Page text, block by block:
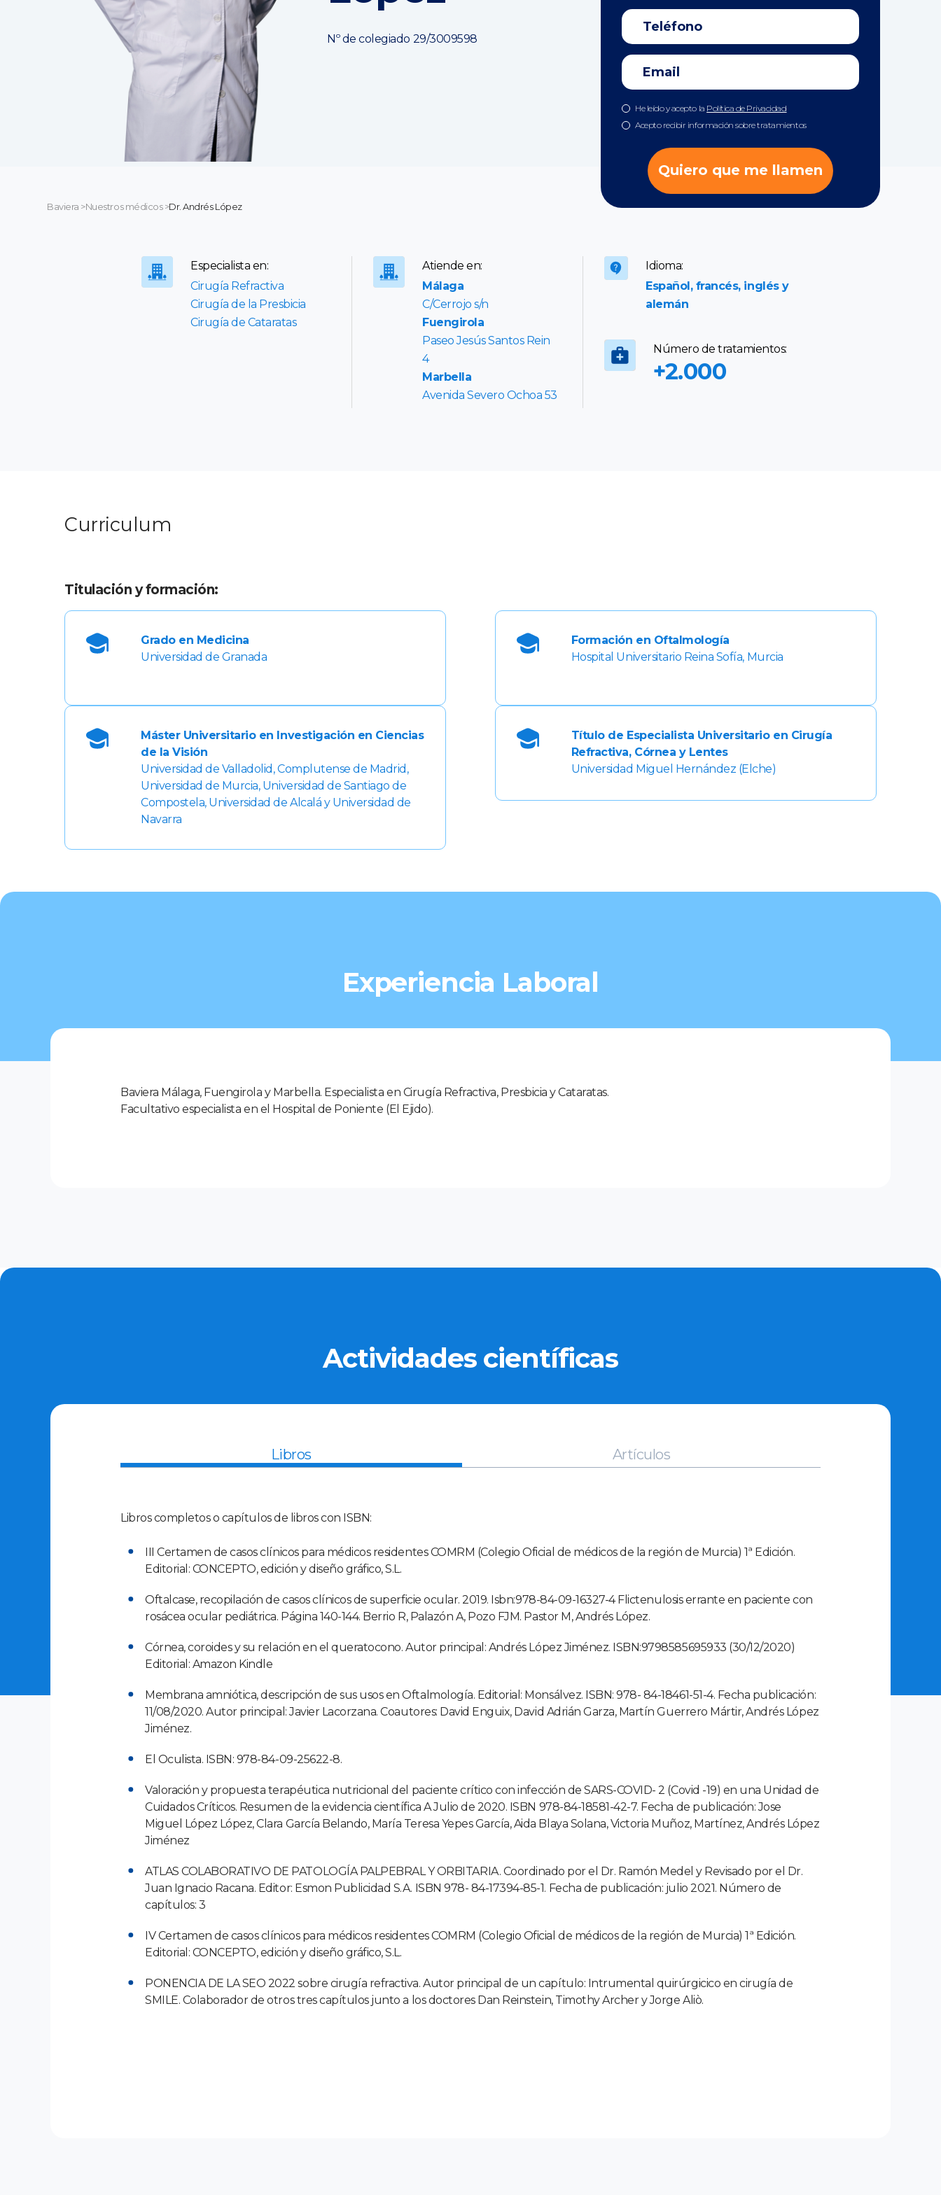
Nº de colegiado 29/3009598
He leído y acepto la Política de Privacidad
Acepto recibir información sobre tratamientos
Quiero que me llamen
Baviera >Nuestros médicos>Dr. Andrés López
Especialista en:
Cirugía Refractiva
Cirugía de la Presbicia
Cirugía de Cataratas
Atiende en:
Málaga
C/Cerrojo s/n
Fuengirola
Paseo Jesús Santos Rein
4
Marbella
Avenida Severo Ochoa 53
Idioma:
Español, francés, inglés y
alemán
Número de tratamientos:
+2.000
Curriculum
Titulación y formación:
Grado en Medicina
Universidad de Granada
Formación en Oftalmología
Hospital Universitario Reina Sofía, Murcia
Máster Universitario en Investigación en Ciencias
de la Visión
Universidad de Valladolid, Complutense de Madrid,
Universidad de Murcia, Universidad de Santiago de
Compostela, Universidad de Alcalá y Universidad de
Navarra
Título de Especialista Universitario en Cirugía
Refractiva, Córnea y Lentes
Universidad Miguel Hernández (Elche)
Experiencia Laboral
Baviera Málaga, Fuengirola y Marbella. Especialista en Cirugía Refractiva, Presbicia y Cataratas.
Facultativo especialista en el Hospital de Poniente (El Ejido).
Actividades científicas
Libros Artículos
Libros completos o capítulos de libros con ISBN:
III Certamen de casos clínicos para médicos residentes COMRM (Colegio Oficial de médicos de la región de Murcia) 1ª Edición.
Editorial: CONCEPTO, edición y diseño gráfico, S.L.
Oftalcase, recopilación de casos clínicos de superficie ocular. 2019. Isbn:978-84-09-16327-4 Flictenulosis errante en paciente con
rosácea ocular pediátrica. Página 140-144. Berrio R, Palazón A, Pozo FJM. Pastor M, Andrés López.
Córnea, coroides y su relación en el queratocono. Autor principal: Andrés López Jiménez. ISBN:9798585695933 (30/12/2020)
Editorial: Amazon Kindle
Membrana amniótica, descripción de sus usos en Oftalmología. Editorial: Monsálvez. ISBN: 978- 84-18461-51-4. Fecha publicación:
11/08/2020. Autor principal: Javier Lacorzana. Coautores: David Enguix, David Adrián Garza, Martín Guerrero Mártir, Andrés López
Jiménez.
El Oculista. ISBN: 978-84-09-25622-8.
Valoración y propuesta terapéutica nutricional del paciente crítico con infección de SARS-COVID- 2 (Covid -19) en una Unidad de
Cuidados Críticos. Resumen de la evidencia científica A Julio de 2020. ISBN 978-84-18581-42-7. Fecha de publicación: Jose
Miguel López López, Clara García Belando, María Teresa Yepes García, Aida Blaya Solana, Victoria Muñoz, Martínez, Andrés López
Jiménez
ATLAS COLABORATIVO DE PATOLOGÍA PALPEBRAL Y ORBITARIA. Coordinado por el Dr. Ramón Medel y Revisado por el Dr.
Juan Ignacio Racana. Editor: Esmon Publicidad S.A. ISBN 978- 84-17394-85-1. Fecha de publicación: julio 2021. Número de
capítulos: 3
IV Certamen de casos clínicos para médicos residentes COMRM (Colegio Oficial de médicos de la región de Murcia) 1ª Edición.
Editorial: CONCEPTO, edición y diseño gráfico, S.L.
PONENCIA DE LA SEO 2022 sobre cirugía refractiva. Autor principal de un capítulo: Intrumental quirúrgicico en cirugía de
SMILE. Colaborador de otros tres capítulos junto a los doctores Dan Reinstein, Timothy Archer y Jorge Aliò.